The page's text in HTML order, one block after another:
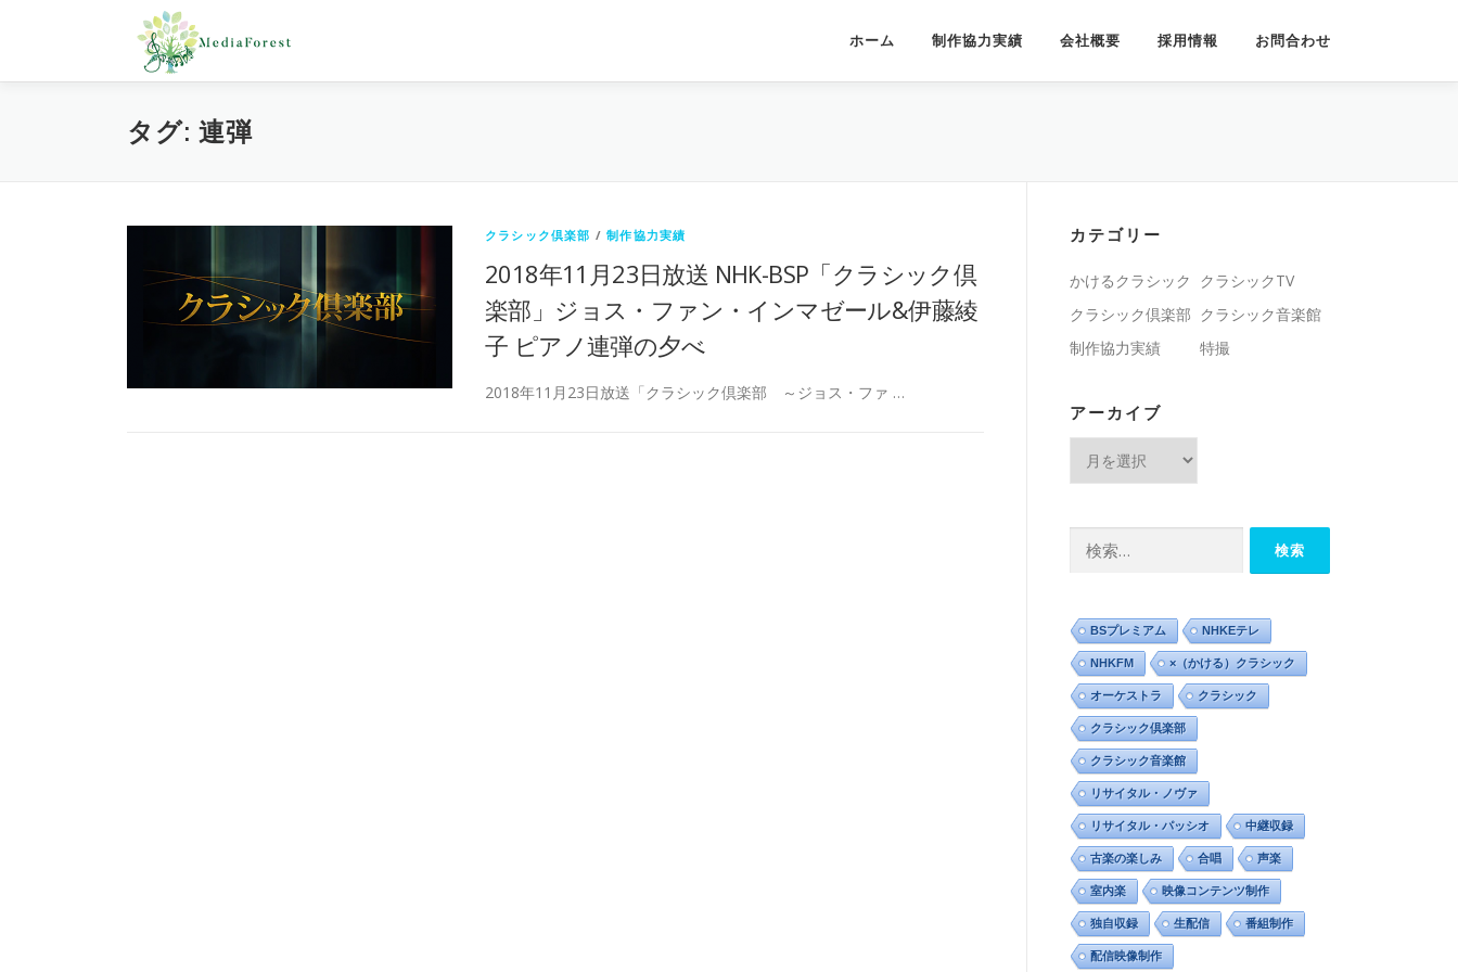
ン
ホーム 制作協力実績 会社概要 採用情報 お問合わせ
タグ: 連弾
クラシック倶楽部 /制作協力実績
2018年11月23日放送 NHK-BSP「クラシック倶
楽部」ジョス・ファン・インマゼール&伊藤綾
子 ピアノ連弾の夕べ
2018年11月23日放送「クラシック倶楽部 ～ジョス・ファ …
カテゴリー
かけるクラシック クラシックTV
クラシック倶楽部 クラシック音楽館
制作協力実績
特撮
アーカイブ
イ
BSプレミアム NHKEテレ
NHKFM ×（かける）クラシック
オーケストラ クラシック
クラシック倶楽部
クラシック音楽館
リサイタル・ノヴァ
リサイタル・パッシオ 中継収録
古楽の楽しみ 合唱 声楽
室内楽 映像コンテンツ制作
独自収録 生配信 番組制作
配信映像制作